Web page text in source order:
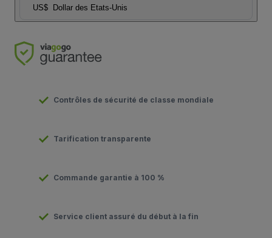
US$ Dollar des Etats-Unis
Contrôles de sécurité de classe mondiale
Tarification transparente
Commande garantie à 100 %
Service client assuré du début à la fin